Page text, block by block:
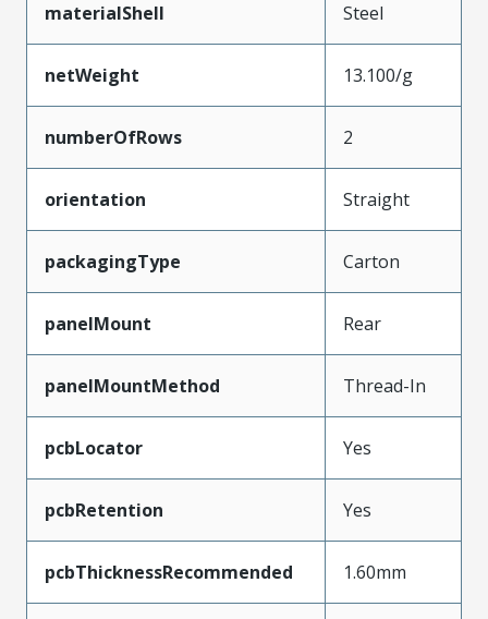
materialShell Steel
netWeight 13.100/g
numberOfRows 2
orientation Straight
packagingType Carton
panelMount Rear
panelMountMethod Thread-In
pcbLocator Yes
pcbRetention Yes
pcbThicknessRecommended 1.60mm